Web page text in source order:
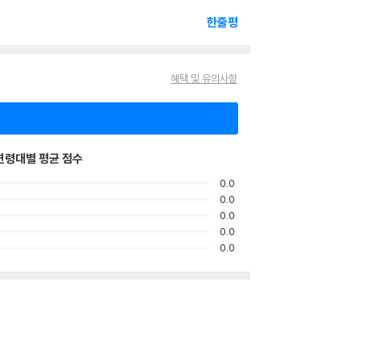
한줄평
혜택 및 유의사항
령대별 평균 점수
0.0
0.0
0.0
0.0
0.0